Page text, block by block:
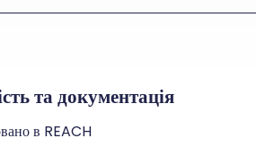
та документація
в REACH